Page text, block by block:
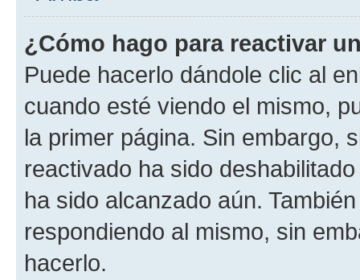
¿Cómo hago para reactivar
Puede hacerlo dándole clic al
cuando esté viendo el mismo,
la primer página. Sin embargo,
reactivado ha sido
ha sido alcanzado aún.
respondiendo al mismo, sin
hacerlo.